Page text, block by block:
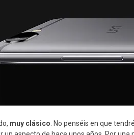
muy clásico . No penséis en que